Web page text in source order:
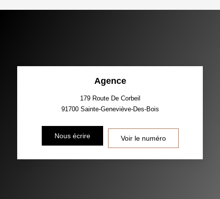
PART DES MÉNAGES SANS
VOITURE
ECOLES ET CRÈCHES
Agence
179 Route De Corbeil
91700 Sainte-Geneviève-Des-Bois
Nous écrire Voir le numéro